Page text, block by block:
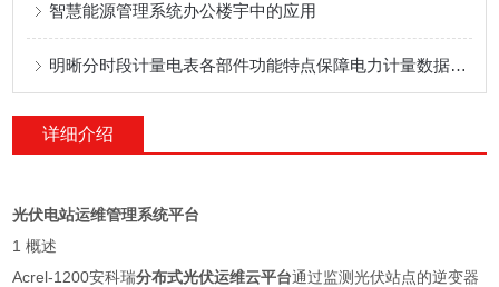
智慧能源管理系统办公楼宇中的应用
明晰分时段计量电表各部件功能特点保障电力计量数据准确合规
详细介绍
光伏电站运维管理系统平台
1 概述
Acrel-1200安科瑞分布式光伏运维云平台通过监测光伏站点的逆变器